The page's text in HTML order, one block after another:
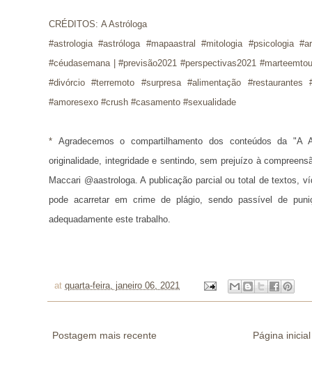
CRÉDITOS: A Astróloga
#astrologia #astróloga #mapaastral #mitologia #psicologia
#céudasemana | #previsão2021 #perspectivas2021
#divórcio #terremoto #surpresa #alimentação
#amoresexo #crush #casamento #sexualidade
* Agradecemos o compartilhamento dos conteúdos da
originalidade, integridade e sentindo, sem prejuízo à
Maccari @aastrologa. A publicação parcial ou total de textos,
pode acarretar em crime de plágio, sendo passível de
adequadamente este trabalho.
at quarta-feira, janeiro 06, 2021
Postagem mais recente Página inicial